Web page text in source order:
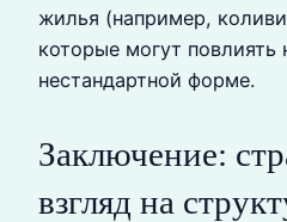
жилья (например,
которые могут повлиять
нестандартной форме.
Заключение:
взгляд на